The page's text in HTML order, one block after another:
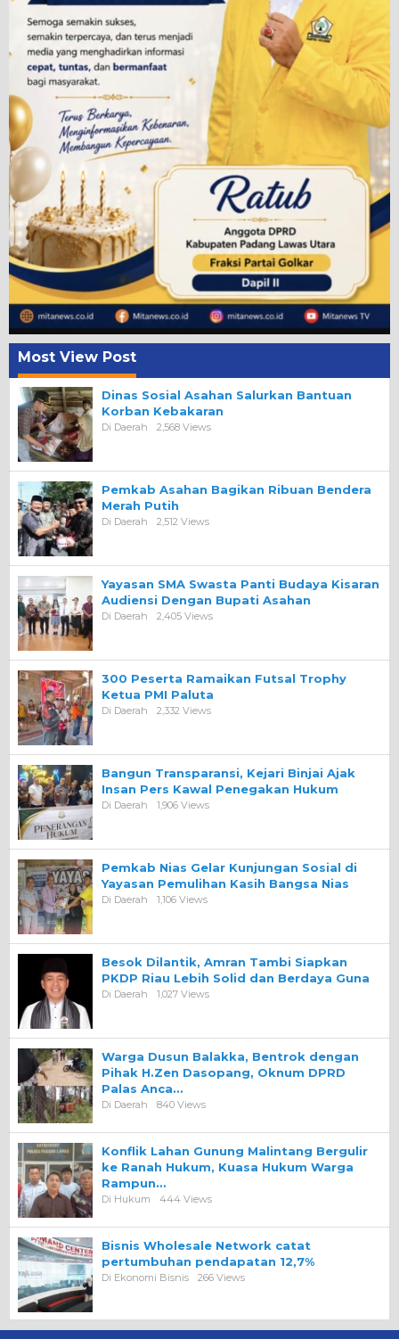
Most View Post
Dinas Sosial Asahan Salurkan Bantuan
Korban Kebakaran
Di Daerah 2,568 Views
Pemkab Asahan Bagikan Ribuan Bendera
Merah Putih
Di Daerah 2,512 Views
Yayasan SMA Swasta Panti Budaya Kisaran
Audiensi Dengan Bupati Asahan
Di Daerah 2,405 Views
300 Peserta Ramaikan Futsal Trophy
Ketua PMI Paluta
Di Daerah 2,332 Views
Bangun Transparansi, Kejari Binjai Ajak
Insan Pers Kawal Penegakan Hukum
Di Daerah 1,906 Views
Pemkab Nias Gelar Kunjungan Sosial di
Yayasan Pemulihan Kasih Bangsa Nias
Di Daerah 1,106 Views
Besok Dilantik, Amran Tambi Siapkan
PKDP Riau Lebih Solid dan Berdaya Guna
Di Daerah 1,027 Views
Warga Dusun Balakka, Bentrok dengan
Pihak H.Zen Dasopang, Oknum DPRD
Palas Anca…
Di Daerah 840 Views
Konflik Lahan Gunung Malintang Bergulir
ke Ranah Hukum, Kuasa Hukum Warga
Rampun…
Di Hukum 444 Views
Bisnis Wholesale Network catat
pertumbuhan pendapatan 12,7%
Di Ekonomi Bisnis 266 Views